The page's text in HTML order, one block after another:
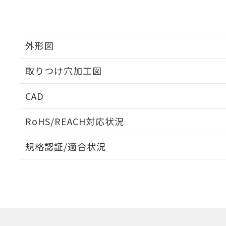
外形図
取りつけ穴加工図
CAD
RoHS/REACH対応状況
EU RoHS 注意事項・凡例
規格認証/適合状況